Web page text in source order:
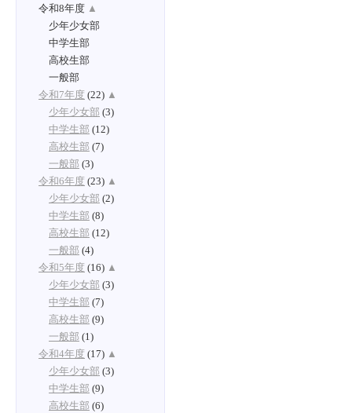
令和8年度 ▲
少年少女部
中学生部
高校生部
一般部
令和7年度 (22) ▲
少年少女部 (3)
中学生部 (12)
高校生部 (7)
一般部 (3)
令和6年度 (23) ▲
少年少女部 (2)
中学生部 (8)
高校生部 (12)
一般部 (4)
令和5年度 (16) ▲
少年少女部 (3)
中学生部 (7)
高校生部 (9)
一般部 (1)
令和4年度 (17) ▲
少年少女部 (3)
中学生部 (9)
高校生部 (6)